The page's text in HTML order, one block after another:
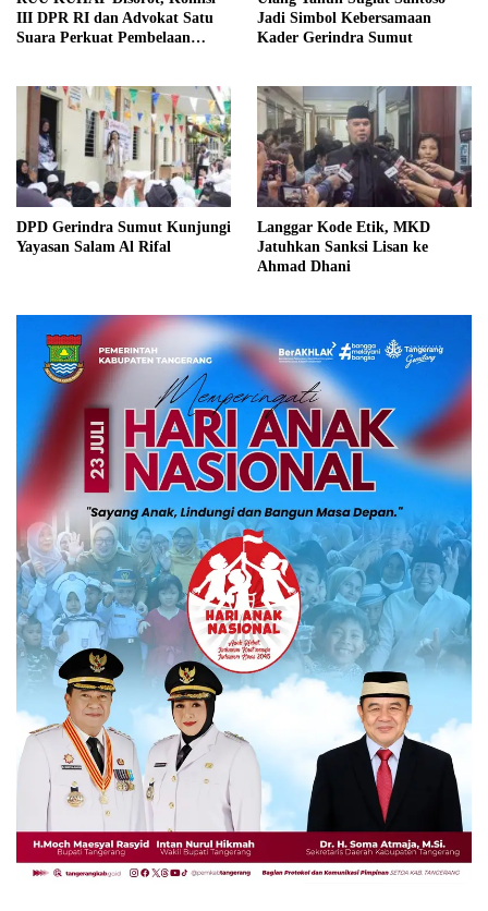
III DPR RI dan Advokat Satu
Suara Perkuat Pembelaan
Jadi Simbol Kebersamaan
Kader Gerindra Sumut
DPD Gerindra Sumut Kunjungi
Yayasan Salam Al Rifal
Langgar Kode Etik, MKD
Jatuhkan Sanksi Lisan ke
Ahmad Dhani